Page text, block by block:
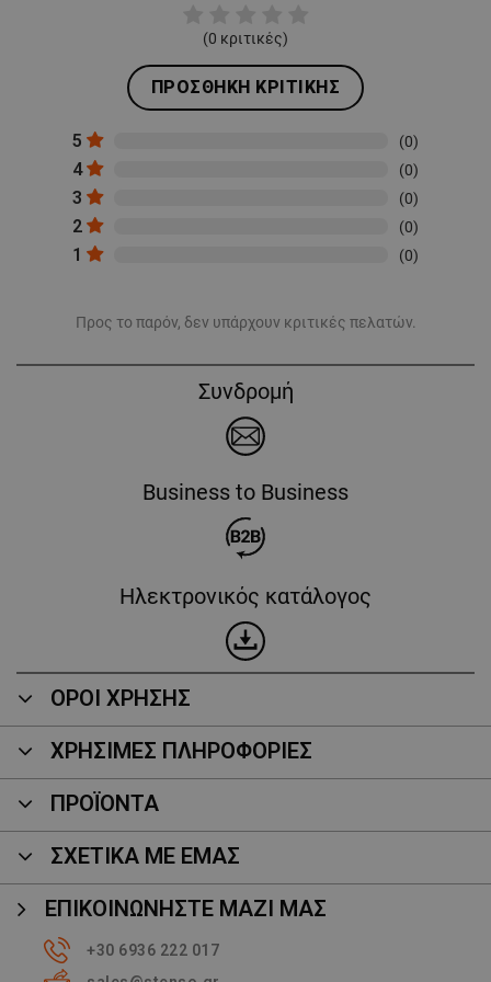
(0 κριτικές)
ΠΡΟΣΘΉΚΗ ΚΡΙΤΙΚΉΣ
5 (0)
4 (0)
3 (0)
2 (0)
1 (0)
Προς το παρόν, δεν υπάρχουν κριτικές πελατών.
Συνδρομή
Business to Business
Ηλεκτρονικός κατάλογος
ΟΡΟΙ ΧΡΗΣΗΣ
ΧΡΗΣΙΜΕΣ ΠΛΗΡΟΦΟΡΙΕΣ
ΠΡΟΪΌΝΤΑ
ΣΧΕΤΙΚΑ ΜΕ ΕΜΑΣ
ΕΠΙΚΟΙΝΩΝΉΣΤΕ ΜΑΖΊ ΜΑΣ
+30 6936 222 017